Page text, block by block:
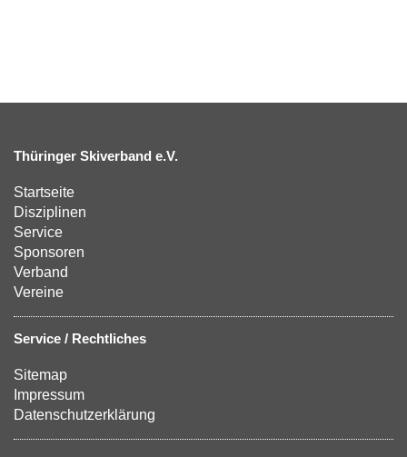
Thüringer Skiverband e.V.
Startseite
Disziplinen
Service
Sponsoren
Verband
Vereine
Service / Rechtliches
Sitemap
Impressum
Datenschutzerklärung